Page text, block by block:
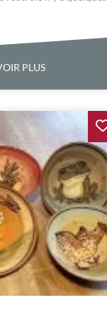
PLUS